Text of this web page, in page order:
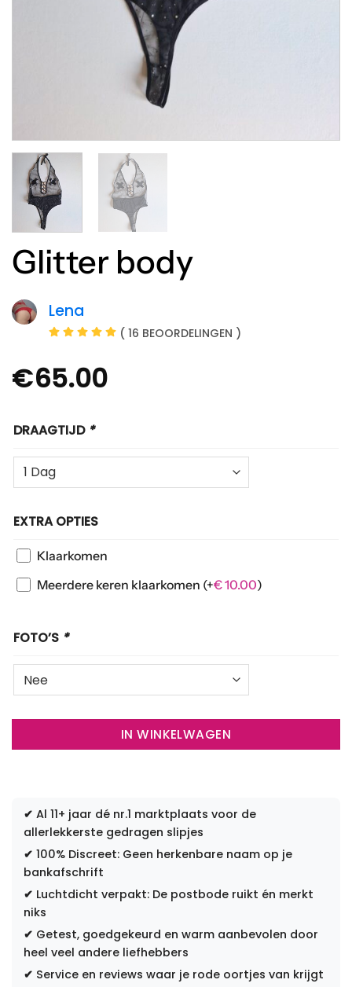
Glitter body
Lena
( 16 BEOORDELINGEN )
€65.00
DRAAGTIJD *
EXTRA OPTIES
Klaarkomen
Meerdere keren klaarkomen (+€10.00)
FOTO’S *
IN WINKELWAGEN
✔ Al 11+ jaar dé nr.1 marktplaats voor de
allerlekkerste gedragen slipjes
✔ 100% Discreet: Geen herkenbare naam op je
bankafschrift
✔ Luchtdicht verpakt: De postbode ruikt én merkt
niks
✔ Getest, goedgekeurd en warm aanbevolen door
heel veel andere liefhebbers
✔ Service en reviews waar je rode oortjes van krijgt